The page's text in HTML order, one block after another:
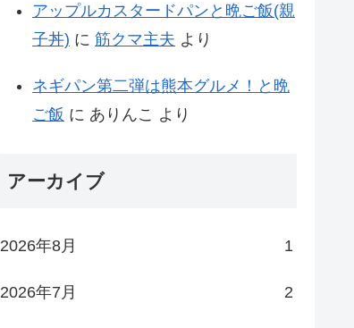
アップルカスタードパンと晩ご飯(親
子丼) に 筋クマ主夫 より
ネギパン第二弾は熊本グルメ！と晩
ご飯 に ありんこ より
アーカイブ
2026年8月 1
2026年7月 2